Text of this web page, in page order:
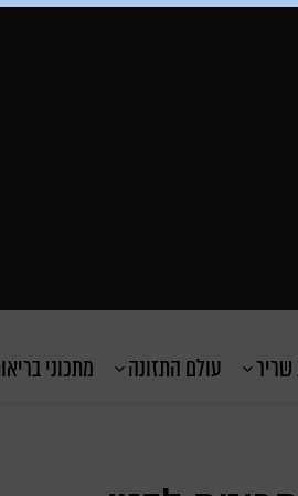
עולם התזונה מתכוני